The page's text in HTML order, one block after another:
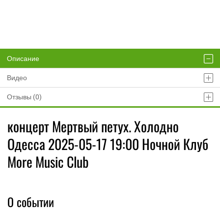
Описание
Видео
Отзывы (0)
концерт Мертвый петух. Холодно
Одесса 2025-05-17 19:00 Ночной Клуб
More Music Club
О событии